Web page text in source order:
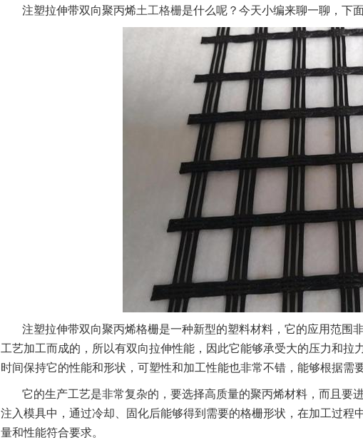
注塑拉伸带双向聚丙烯土工格栅是什么呢？今天小编来聊一聊，下
注塑拉伸带双向聚丙烯格栅是一种新型的塑料材料，它的应用范围
工艺加工而成的，所以有双向拉伸性能，因此它能够承受大的压力和
时间保持它的性能和形状，可塑性和加工性能也非常不错，能够根据需
它的生产工艺是非常复杂的，要选择高质量的聚丙烯材料，而且要
注入模具中，通过冷却、固化后能够得到需要的格栅形状，在加工过
量和性能符合要求。